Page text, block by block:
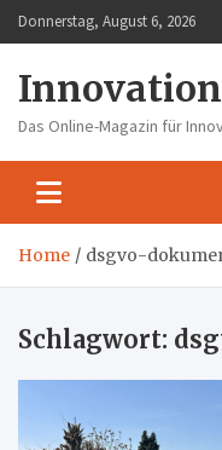
Skip
to
Donnerstag, August 6, 2026
Das Online-Magazin für
Home dsgvo-
Schlagwort: